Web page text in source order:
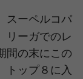
スーペルコパ
リーガでのレ
間の末にこの
トップ８に入